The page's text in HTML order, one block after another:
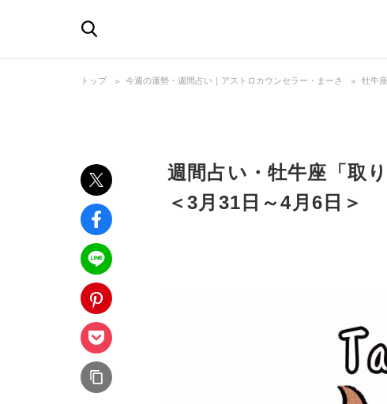
トップ 今週の運勢・週間占い｜アストロカウンセラー・まーさ 牡牛座
週間占い・牡牛座「取
＜3月31日～4月6日＞